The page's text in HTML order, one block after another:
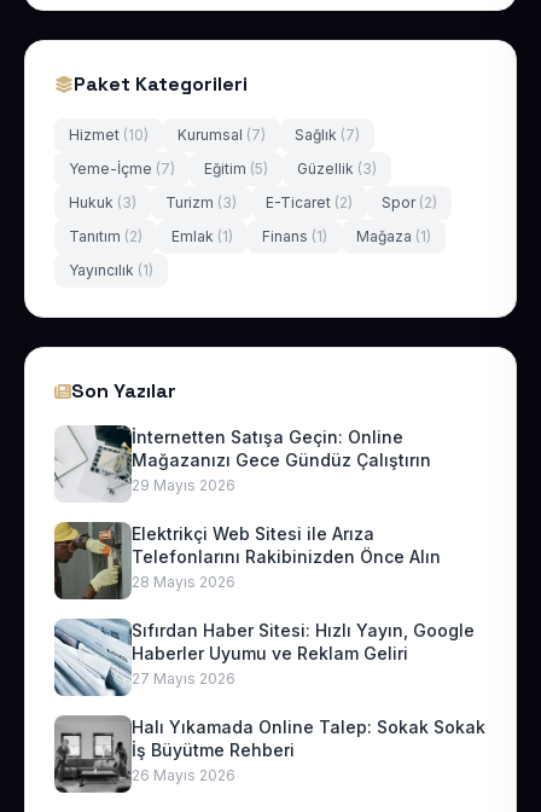
Paket Kategorileri
Hizmet (10) Kurumsal (7) Sağlık (7)
Yeme-İçme (7) Eğitim (5) Güzellik (3)
Hukuk (3) Turizm (3) E-Ticaret (2) Spor (2)
Tanıtım (2) Emlak (1) Finans (1) Mağaza (1)
Yayıncılık (1)
Son Yazılar
İnternetten Satışa Geçin: Online
Mağazanızı Gece Gündüz Çalıştırın
29 Mayıs 2026
Elektrikçi Web Sitesi ile Arıza
Telefonlarını Rakibinizden Önce Alın
28 Mayıs 2026
Sıfırdan Haber Sitesi: Hızlı Yayın, Google
Haberler Uyumu ve Reklam Geliri
27 Mayıs 2026
Halı Yıkamada Online Talep: Sokak Sokak
İş Büyütme Rehberi
26 Mayıs 2026